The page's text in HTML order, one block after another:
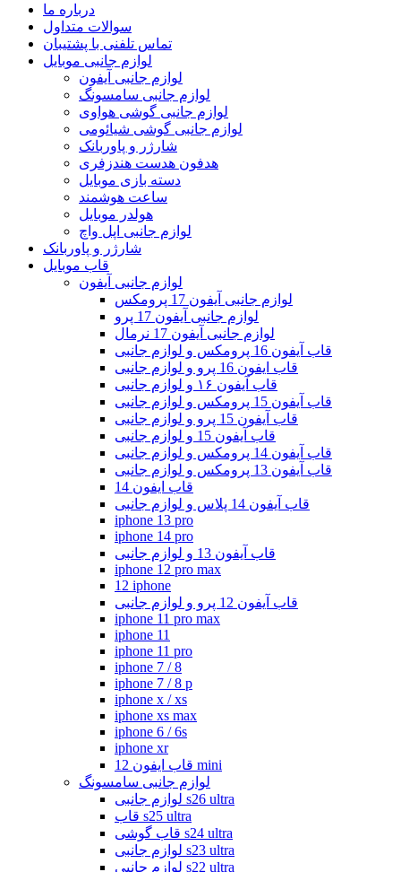
درباره ما
سوالات متداول
تماس تلفنی با پشتیبان
لوازم جانبی موبایل
لوازم جانبی آیفون
لوازم جانبی سامسونگ
لوازم جانبی گوشی هواوی
لوازم جانبی گوشی شیائومی
شارژر و پاوربانک
هدفون هدست هندزفری
دسته بازی موبایل
ساعت هوشمند
هولدر موبایل
لوازم جانبی اپل واچ
شارژر و پاوربانک
قاب موبایل
لوازم جانبی آیفون
لوازم جانبی آیفون 17 پرومکس
لوازم جانبی آیفون 17 پرو
لوازم جانبی آیفون 17 نرمال
قاب آیفون 16 پرومکس و لوازم جانبی
قاب ایفون 16 پرو و لوازم جانبی
قاب آیفون ۱۶ و لوازم جانبی
قاب آیفون 15 پرومکس و لوازم جانبی
قاب آیفون 15 پرو و لوازم جانبی
قاب آیفون 15 و لوازم جانبی
قاب آیفون 14 پرومکس و لوازم جانبی
قاب آیفون 13 پرومکس و لوازم جانبی
قاب ایفون 14
قاب آیفون 14 پلاس و لوازم جانبی
iphone 13 pro
iphone 14 pro
قاب آیفون 13 و لوازم جانبی
iphone 12 pro max
12 iphone
قاب آیفون 12 پرو و لوازم جانبی
iphone 11 pro max
iphone 11
iphone 11 pro
iphone 7 / 8
iphone 7 / 8 p
iphone x / xs
iphone xs max
iphone 6 / 6s
iphone xr
قاب ایفون 12 mini
لوازم جانبی سامسونگ
لوازم جانبی s26 ultra
قاب s25 ultra
قاب گوشی s24 ultra
لوازم جانبی s23 ultra
لوازم جانبی s22 ultra